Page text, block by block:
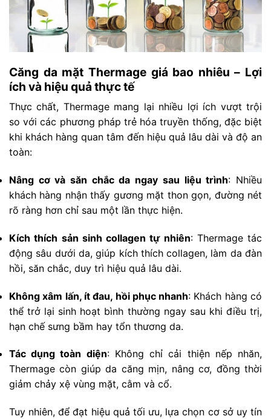
Căng da mặt Thermage giá bao nhiêu – Lợi
ích và hiệu quả thực tế
Thực chất, Thermage mang lại nhiều lợi ích vượt trội
so với các phương pháp trẻ hóa truyền thống, đặc biệt
khi khách hàng quan tâm đến hiệu quả lâu dài và độ an
toàn:
Nâng cơ và săn chắc da ngay sau liệu trình: Nhiều
khách hàng nhận thấy gương mặt thon gọn, đường nét
rõ ràng hơn chỉ sau một lần thực hiện.
Kích thích sản sinh collagen tự nhiên: Thermage tác
động sâu dưới da, giúp kích thích collagen, làm da đàn
hồi, săn chắc, duy trì hiệu quả lâu dài.
Không xâm lấn, ít đau, hồi phục nhanh: Khách hàng có
thể trở lại sinh hoạt bình thường ngay sau khi điều trị,
hạn chế sưng bầm hay tổn thương da.
Tác dụng toàn diện: Không chỉ cải thiện nếp nhăn,
Thermage còn giúp da căng mịn, nâng cơ, đồng thời
giảm chảy xệ vùng mặt, cằm và cổ.
Tuy nhiên, để đạt hiệu quả tối ưu, lựa chọn cơ sở uy tín